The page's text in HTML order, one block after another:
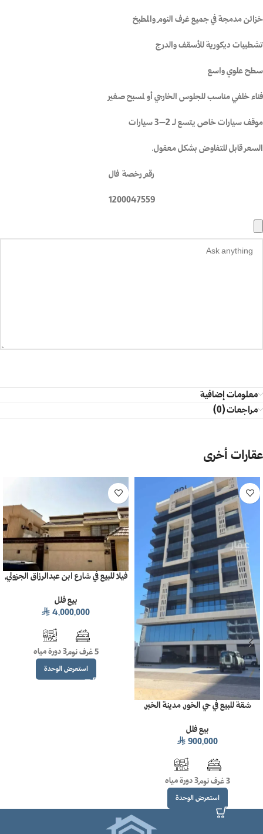
خزائن مدمجة في جميع غرف النوم والمطبخ
تشطيبات ديكورية للأسقف والدرج
سطح علوي واسع
فناء خلفي مناسب للجلوس الخارجي أو لمسبح صغير
موقف سيارات خاص يتسع لـ 2–3 سيارات
السعر قابل للتفاوض بشكل معقول.
رقم رخصة فال
1200047559
معلومات إضافية
مراجعات (0)
عقارات أخرى
شقة للبيع في حي الخور, مدينة الخبر,
بيع فلل
⃁900,000
3 غرف نوم 3 دورة مياه
استعرض الوحدة
فيلا للبيع في شارع ابن عبدالرزاق الجزولي,
بيع فلل
⃁4,000,000
5 غرف نوم 3 دورة مياه
استعرض الوحدة